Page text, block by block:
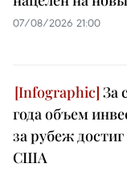
07/08/2026 21:00
За
года объем
за рубеж
США